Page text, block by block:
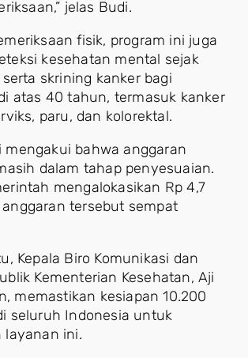
jelas Budi.
fisik, program ini juga
kesehatan mental sejak
skrining kanker bagi
atas 40 tahun, termasuk kanker
paru, dan kolorektal.
mengakui bahwa anggaran
dalam tahap penyesuaian.
mengalokasikan Rp 4,7
tersebut sempat
Kepala Biro Komunikasi dan
Kementerian Kesehatan, Aji
memastikan kesiapan 10.200
seluruh Indonesia untuk
layanan ini.